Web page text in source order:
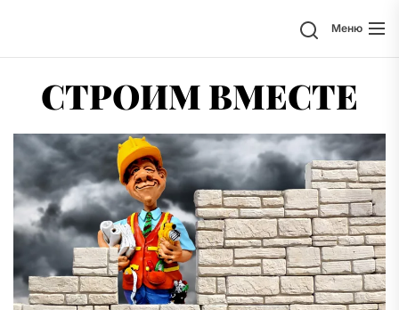
содержимому
ПоискМеню
СТРОИМ ВМЕСТЕ